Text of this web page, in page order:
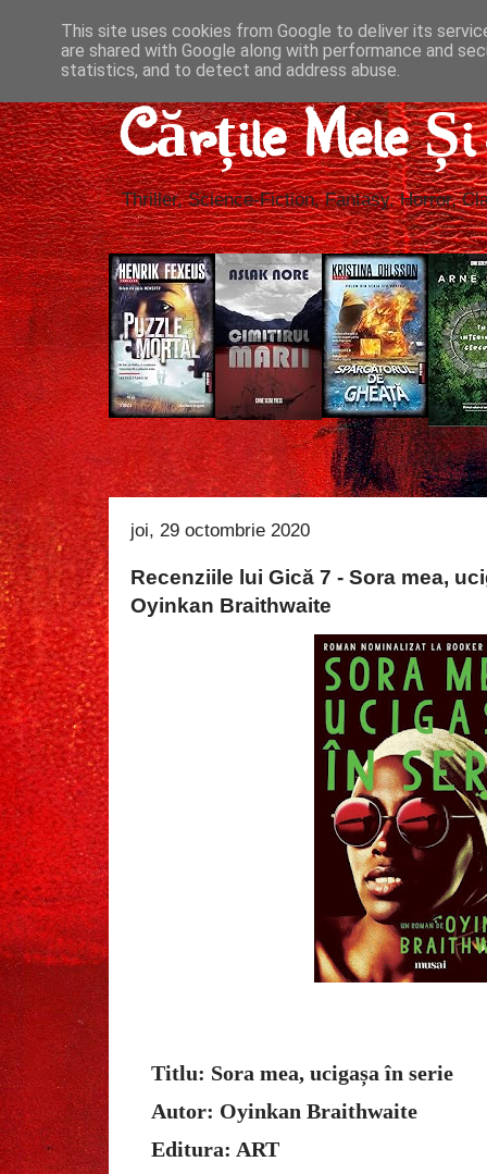
Cărțile Mele
Thriller, Science-Fiction, Fantasy, Horror,
joi, 29 octombrie 2020
Recenziile lui Gică 7 - Sora mea,
Oyinkan Braithwaite
Titlu: Sora mea, ucigașa în serie
Autor: Oyinkan Braithwaite
Editura: ART
This site uses cookies from Google to deliver its
are shared with Google along with performance and
statistics, and to detect and address abuse.